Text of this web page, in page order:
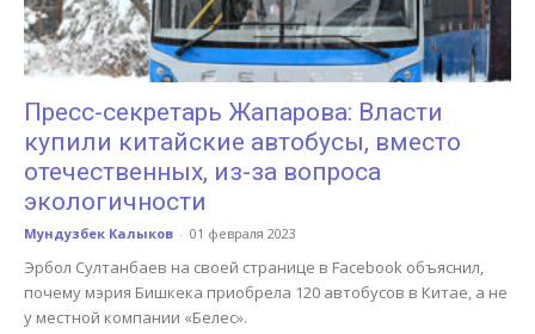
Пресс-секретарь Жапарова: Власти
купили китайские автобусы, вместо
отечественных, из-за вопроса
экологичности
Мундузбек Калыков - 01 февраля 2023
Эрбол Султанбаев на своей странице в Facebook объяснил,
почему мэрия Бишкека приобрела 120 автобусов в Китае, а не
у местной компании «Белес».